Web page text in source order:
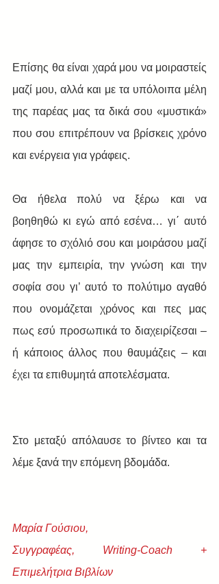
Επίσης θα είναι χαρά μου να μοιραστείς
μαζί μου, αλλά και με τα υπόλοιπα μέλη
της παρέας μας τα δικά σου «μυστικά»
που σου επιτρέπουν να βρίσκεις χρόνο
και ενέργεια για γράφεις.
Θα ήθελα πολύ να ξέρω και να
βοηθηθώ κι εγώ από εσένα… γι΄ αυτό
άφησε το σχόλιό σου και μοιράσου μαζί
μας την εμπειρία, την γνώση και την
σοφία σου γι’ αυτό το πολύτιμο αγαθό
που ονομάζεται χρόνος και πες μας
πως εσύ προσωπικά το διαχειρίζεσαι –
ή κάποιος άλλος που θαυμάζεις – και
έχει τα επιθυμητά αποτελέσματα.
Στο μεταξύ απόλαυσε το βίντεο και τα
λέμε ξανά την επόμενη βδομάδα.
Μαρία Γούσιου,
Συγγραφέας, Writing-Coach +
Eπιμελήτρια Βιβλίων